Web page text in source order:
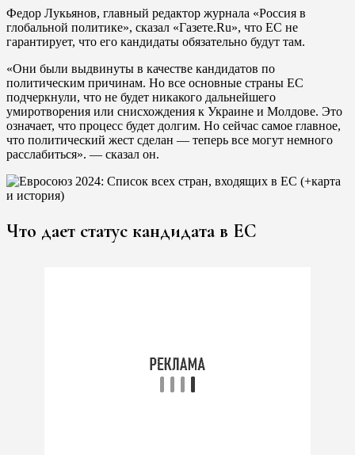
Федор Лукьянов, главный редактор журнала «Россия в
глобальной политике», сказал «Газете.Ru», что ЕС не
гарантирует, что его кандидаты обязательно будут там.
«Они были выдвинуты в качестве кандидатов по
политическим причинам. Но все основные страны ЕС
подчеркнули, что не будет никакого дальнейшего
умиротворения или снисхождения к Украине и Молдове. Это
означает, что процесс будет долгим. Но сейчас самое главное,
что политический жест сделан — теперь все могут немного
расслабиться». — сказал он.
Что дает статус кандидата в ЕС